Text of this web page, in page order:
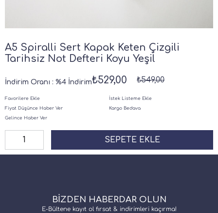
A5 Spiralli Sert Kapak Keten Çizgili
Tarihsiz Not Defteri Koyu Yeşil
İndirim Oranı : %4 İndirim ₺549,00
₺529,00
Favorilere Ekle
İstek Listeme Ekle
Fiyat Düşünce Haber Ver
Kargo Bedava
Gelince Haber Ver
BİZDEN HABERDAR OLUN
E-Bültene kayıt ol fırsat & indirimleri kaçırma!